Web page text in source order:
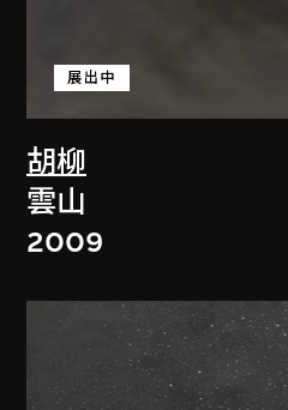
胡柳
展出中
雲山
2009